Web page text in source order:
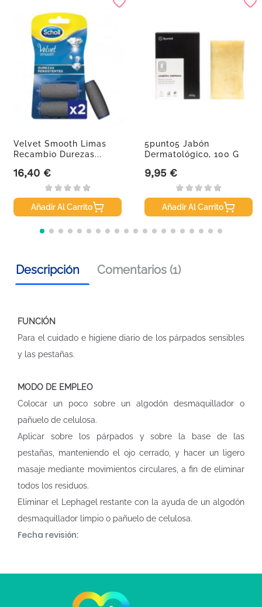
Velvet Smooth Limas
Recambio Durezas...
Precio
16,40 €
Añadir Al Carrito
5punto5 Jabón
Dermatológico, 100 G
Precio
9,95 €
Añadir Al Carrito
Descripción Comentarios (1)
FUNCIÓN
Para el cuidado e higiene diario de los párpados sensibles
y las pestañas.
MODO DE EMPLEO
Colocar un poco sobre un algodón desmaquillador o
pañuelo de celulosa.
Aplicar sobre los párpados y sobre la base de las
pestañas, manteniendo el ojo cerrado, y hacer un ligero
masaje mediante movimientos circulares, a fin de eliminar
todos los residuos.
Eliminar el Lephagel restante con la ayuda de un algodón
desmaquillador limpio o pañuelo de celulosa.
Fecha revisión: